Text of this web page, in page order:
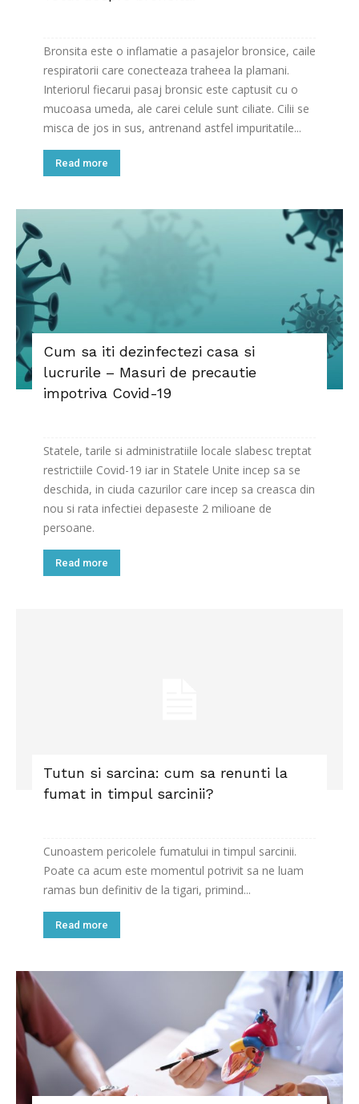
Bronsita este o inflamatie a pasajelor bronsice, caile
respiratorii care conecteaza traheea la plamani.
Interiorul fiecarui pasaj bronsic este captusit cu o
mucoasa umeda, ale carei celule sunt ciliate. Cilii se
misca de jos in sus, antrenand astfel impuritatile...
Read more
Cum sa iti dezinfectezi casa si
lucrurile – Masuri de precautie
impotriva Covid-19
Statele, tarile si administratiile locale slabesc treptat
restrictiile Covid-19 iar in Statele Unite incep sa se
deschida, in ciuda cazurilor care incep sa creasca din
nou si rata infectiei depaseste 2 milioane de
persoane.
Read more
Tutun si sarcina: cum sa renunti la
fumat in timpul sarcinii?
Cunoastem pericolele fumatului in timpul sarcinii.
Poate ca acum este momentul potrivit sa ne luam
ramas bun definitiv de la tigari, primind...
Read more